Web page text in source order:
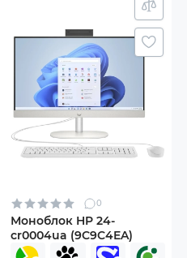
0
Моноблок HP 24-
cr0004ua (9C9C4EA)